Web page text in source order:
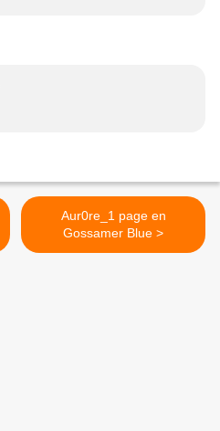
Aur0re_1 page en
Gossamer Blue >